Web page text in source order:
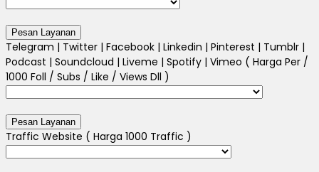
Telegram | Twitter | Facebook | Linkedin | Pinterest | Tumblr |
Podcast | Soundcloud | Liveme | Spotify | Vimeo ( Harga Per /
1000 Foll / Subs / Like / Views Dll )
Traffic Website ( Harga 1000 Traffic )